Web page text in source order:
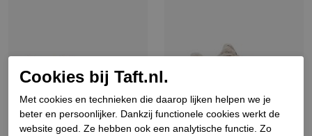
Cookies bij Taft.nl.
Met cookies en technieken die daarop lijken helpen we je
beter en persoonlijker. Dankzij functionele cookies werkt de
website goed. Ze hebben ook een analytische functie. Zo